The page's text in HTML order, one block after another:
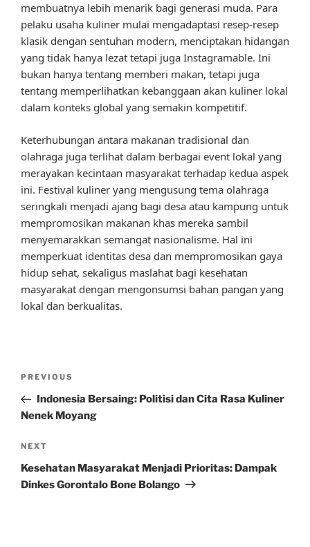
membuatnya lebih menarik bagi generasi muda. Para
pelaku usaha kuliner mulai mengadaptasi resep-resep
klasik dengan sentuhan modern, menciptakan hidangan
yang tidak hanya lezat tetapi juga Instagramable. Ini
bukan hanya tentang memberi makan, tetapi juga
tentang memperlihatkan kebanggaan akan kuliner lokal
dalam konteks global yang semakin kompetitif.
Keterhubungan antara makanan tradisional dan
olahraga juga terlihat dalam berbagai event lokal yang
merayakan kecintaan masyarakat terhadap kedua aspek
ini. Festival kuliner yang mengusung tema olahraga
seringkali menjadi ajang bagi desa atau kampung untuk
mempromosikan makanan khas mereka sambil
menyemarakkan semangat nasionalisme. Hal ini
memperkuat identitas desa dan mempromosikan gaya
hidup sehat, sekaligus maslahat bagi kesehatan
masyarakat dengan mengonsumsi bahan pangan yang
lokal dan berkualitas.
Previous
Post
PREVIOUS
Indonesia Bersaing: Politisi dan Cita Rasa Kuliner
Nenek Moyang
Next
Post
NEXT
Kesehatan Masyarakat Menjadi Prioritas: Dampak
Dinkes Gorontalo Bone Bolango